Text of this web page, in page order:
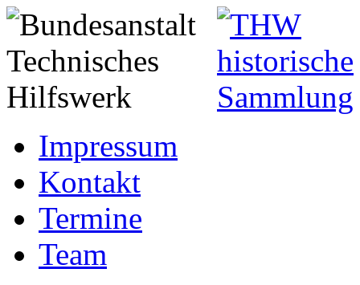
Impressum
Kontakt
Termine
Team